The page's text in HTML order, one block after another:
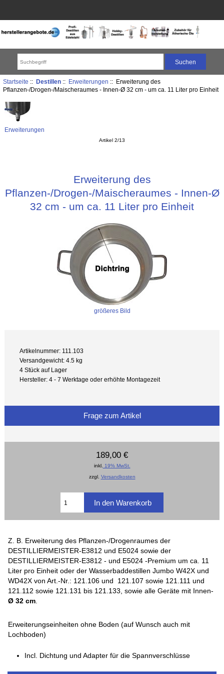
Startseite :: Destillen:: Erweiterungen :: Erweiterung des
Pflanzen-/Drogen-/Maischeraumes - Innen-Ø 32 cm - um ca. 11 Liter pro Einheit
Erweiterungen
Artikel 2/13
Erweiterung des
Pflanzen-/Drogen-/Maischeraumes - Innen-Ø
32 cm - um ca. 11 Liter pro Einheit
größeres Bild
Artikelnummer: 111.103
Versandgewicht: 4.5 kg
4 Stück auf Lager
Hersteller: 4 - 7 Werktage oder erhöhte Montagezeit
Frage zum Artikel
189,00 €
inkl. 19% MwSt.
zzgl. Versandkosten
Z. B. Erweiterung des Pflanzen-/Drogenraumes der
DESTILLIERMEISTER-E3812 und E5024 sowie der
DESTILLIERMEISTER-E3812 - und E5024 -Premium um ca. 11
Liter pro Einheit oder der Wasserbaddestillen Jumbo W42X und
WD42X von Art.-Nr.: 121.106 und 121.107 sowie 121.111 und
121.112 sowie 121.131 bis 121.133, sowie alle Geräte mit Innen-
Ø 32 cm
Erweiterungseinheiten ohne Boden (auf Wunsch auch mit
Lochboden)
Incl. Dichtung und Adapter für die Spannverschlüsse